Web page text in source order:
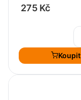
275 Kč
Koupit